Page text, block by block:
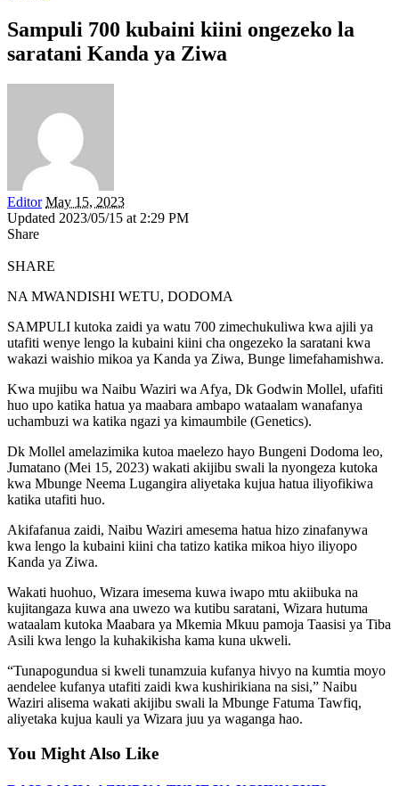
Sampuli 700 kubaini kiini ongezeko la
saratani Kanda ya Ziwa
Editor May 15, 2023
Updated 2023/05/15 at 2:29 PM
Share
SHARE
NA MWANDISHI WETU, DODOMA
SAMPULI kutoka zaidi ya watu 700 zimechukuliwa kwa ajili ya
utafiti wenye lengo la kubaini kiini cha ongezeko la saratani kwa
wakazi waishio mikoa ya Kanda ya Ziwa, Bunge limefahamishwa.
Kwa mujibu wa Naibu Waziri wa Afya, Dk Godwin Mollel, ufafiti
huo upo katika hatua ya maabara ambapo wataalam wanafanya
uchambuzi wa katika ngazi ya kimaumbile (Genetics).
Dk Mollel amelazimika kutoa maelezo hayo Bungeni Dodoma leo,
Jumatano (Mei 15, 2023) wakati akijibu swali la nyongeza kutoka
kwa Mbunge Neema Lugangira aliyetaka kujua hatua iliyofikiwa
katika utafiti huo.
Akifafanua zaidi, Naibu Waziri amesema hatua hizo zinafanywa
kwa lengo la kubaini kiini cha tatizo katika mikoa hiyo iliyopo
Kanda ya Ziwa.
Wakati huohuo, Wizara imesema kuwa iwapo mtu akiibuka na
kujitangaza kuwa ana uwezo wa kutibu saratani, Wizara hutuma
wataalam kutoka Maabara ya Mkemia Mkuu pamoja Taasisi ya Tiba
Asili kwa lengo la kuhakikisha kama kuna ukweli.
“Tunapogundua si kweli tunamzuia kufanya hivyo na kumtia moyo
aendelee kufanya utafiti zaidi kwa kushirikiana na sisi,” Naibu
Waziri alisema wakati akijibu swali la Mbunge Fatuma Tawfiq,
aliyetaka kujua kauli ya Wizara juu ya waganga hao.
You Might Also Like